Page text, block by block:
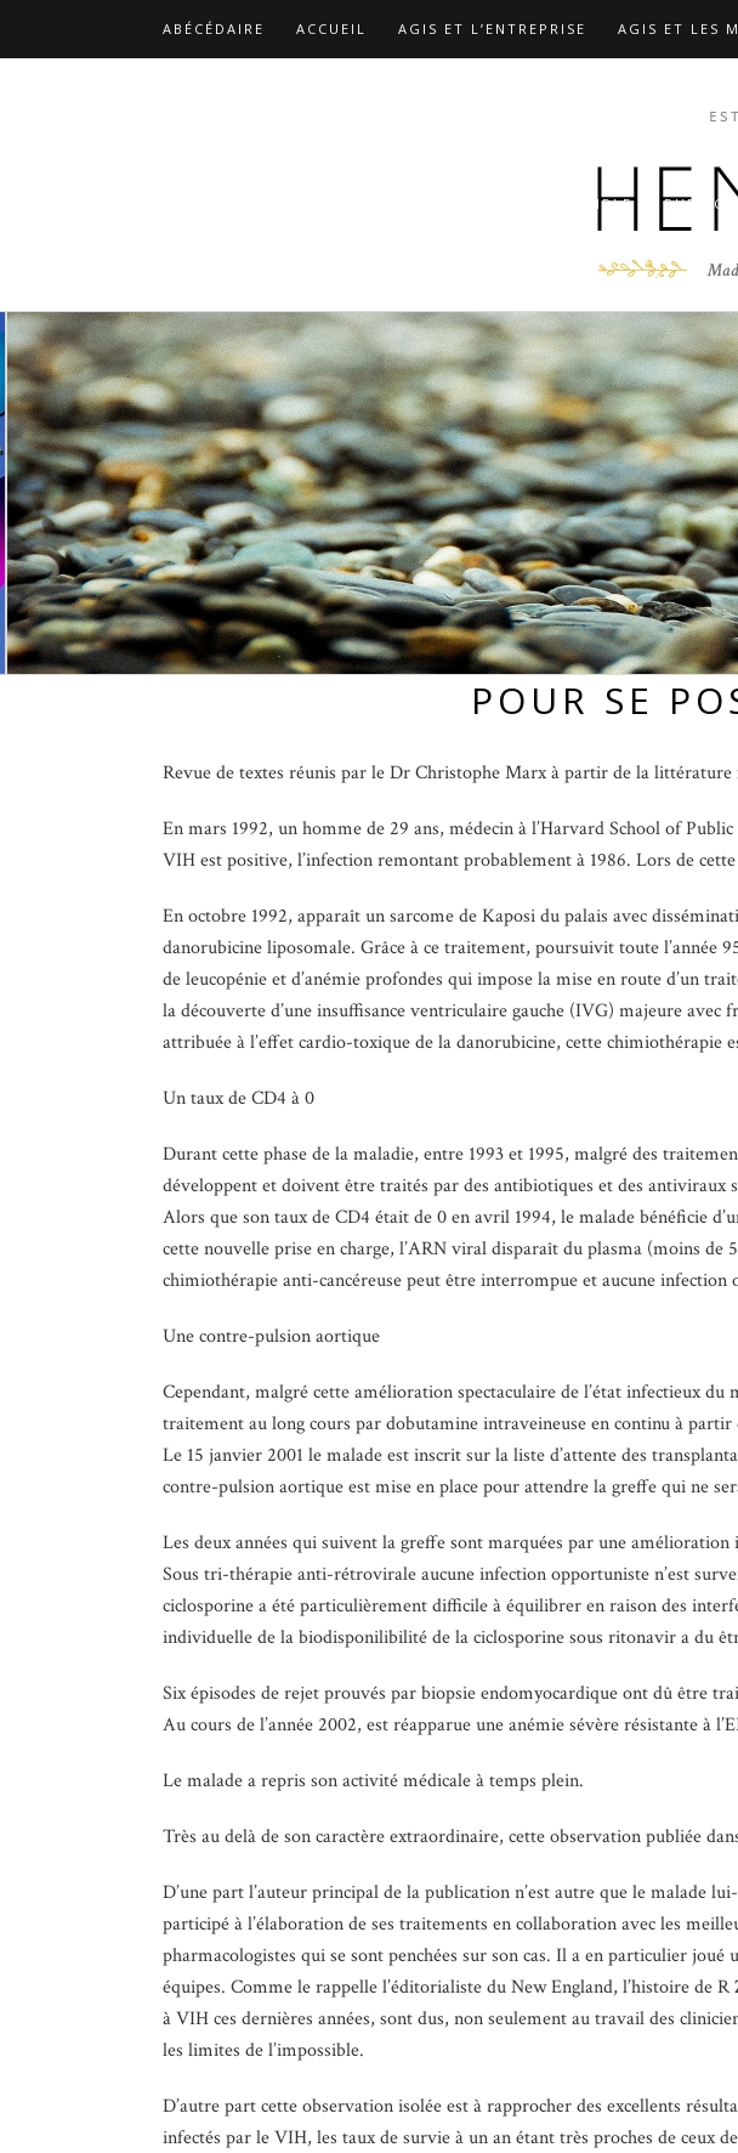
ABÉCÉDAIRE ACCUEIL AGIS ET L’ENTREPRISE AGIS ET LES
PAGE D’EXEMPLE
POUR SE
Revue de textes réunis par le Dr Christophe Marx à partir de la littérature
En mars 1992, un homme de 29 ans, médecin à l’Harvard School of
VIH est positive, l’infection remontant probablement à 1986. Lors de
En octobre 1992, apparaît un sarcome de Kaposi du palais avec
danorubicine liposomale. Grâce à ce traitement, poursuivit toute l’année
de leucopénie et d’anémie profondes qui impose la mise en route d’un
la découverte d’une insuffisance ventriculaire gauche (IVG) majeure
attribuée à l’effet cardio-toxique de la danorubicine, cette chimiothérapie
Un taux de CD4 à 0
Durant cette phase de la maladie, entre 1993 et 1995, malgré des
développent et doivent être traités par des antibiotiques et des antiviraux
Alors que son taux de CD4 était de 0 en avril 1994, le malade bénéficie
cette nouvelle prise en charge, l’ARN viral disparaît du plasma (moins
chimiothérapie anti-cancéreuse peut être interrompue et aucune
Une contre-pulsion aortique
Cependant, malgré cette amélioration spectaculaire de l’état infectieux
traitement au long cours par dobutamine intraveineuse en continu à partir
Le 15 janvier 2001 le malade est inscrit sur la liste d’attente des
contre-pulsion aortique est mise en place pour attendre la greffe qui ne
Les deux années qui suivent la greffe sont marquées par une
Sous tri-thérapie anti-rétrovirale aucune infection opportuniste n’est
ciclosporine a été particulièrement difficile à équilibrer en raison des
individuelle de la biodisponilibilité de la ciclosporine sous ritonavir a du
Six épisodes de rejet prouvés par biopsie endomyocardique ont dû être
Au cours de l’année 2002, est réapparue une anémie sévère résistante à
Le malade a repris son activité médicale à temps plein.
Très au delà de son caractère extraordinaire, cette observation publiée
D’une part l’auteur principal de la publication n’est autre que le malade
participé à l’élaboration de ses traitements en collaboration avec les
pharmacologistes qui se sont penchées sur son cas. Il a en particulier
équipes. Comme le rappelle l’éditorialiste du New England, l’histoire de
à VIH ces dernières années, sont dus, non seulement au travail des
les limites de l’impossible.
D’autre part cette observation isolée est à rapprocher des excellents
infectés par le VIH, les taux de survie à un an étant très proches de ceux